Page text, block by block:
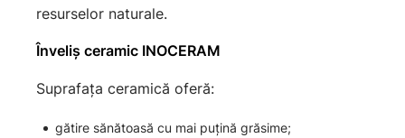
resurselor naturale.
Înveliș ceramic INOCERAM
Suprafața ceramică oferă:
gătire sănătoasă cu mai puțină grăsime;